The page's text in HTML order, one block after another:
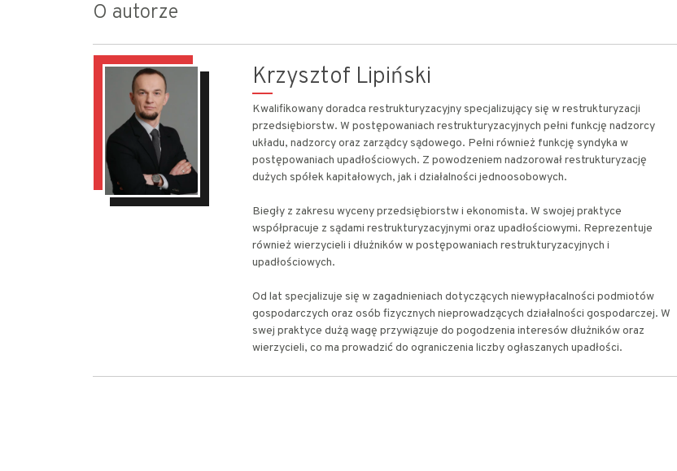
O autorze
Krzysztof Lipiński
Kwalifikowany doradca restrukturyzacyjny specjalizujący się w restrukturyzacji
przedsiębiorstw. W postępowaniach restrukturyzacyjnych pełni funkcję nadzorcy
układu, nadzorcy oraz zarządcy sądowego. Pełni również funkcję syndyka w
postępowaniach upadłościowych. Z powodzeniem nadzorował restrukturyzację
dużych spółek kapitałowych, jak i działalności jednoosobowych.
Biegły z zakresu wyceny przedsiębiorstw i ekonomista. W swojej praktyce
współpracuje z sądami restrukturyzacyjnymi oraz upadłościowymi. Reprezentuje
również wierzycieli i dłużników w postępowaniach restrukturyzacyjnych i
upadłościowych.
Od lat specjalizuje się w zagadnieniach dotyczących niewypłacalności podmiotów
gospodarczych oraz osób fizycznych nieprowadzących działalności gospodarczej. W
swej praktyce dużą wagę przywiązuje do pogodzenia interesów dłużników oraz
wierzycieli, co ma prowadzić do ograniczenia liczby ogłaszanych upadłości.